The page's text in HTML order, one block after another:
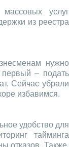
услуг
из реестра
нужно
– подать
Сейчас убрали
избавимся.
удобство для
тайминга
отказов. Также,